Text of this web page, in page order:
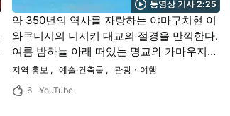
동영상 기사 2:25
약 350년의 역사를 자랑하는 야마구치현 이
와쿠니시의 니시키 대교의 절경을 만끽한다.
여름 밤하늘 아래 떠있는 명교와 가마우지의
등불의 신비로운 광경은 한번쯤 방문하고 싶
은 관광지.
지역 홍보 예술·건축물
관광・여행
6
YouTube